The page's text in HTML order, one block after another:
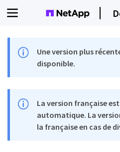
Une version plus
disponible.
La version française
automatique. La
la française en cas de